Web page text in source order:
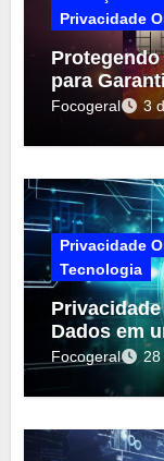
Privacidade
para
Focogeral 3
Privacidade
Tecnologia
Dados em
Focogeral 28